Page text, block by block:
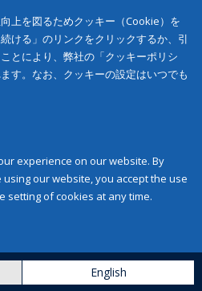
上を図るためクッキー（Cookie）を
ける」のリンクをクリックするか、引
とにより、弊社の「クッキーポリシ
す。なお、クッキーの設定はいつでも
experience on our website. By
our website, you accept the use
setting of cookies at any time.
English